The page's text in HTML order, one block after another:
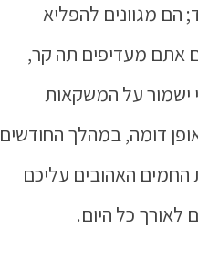
הם מגוונים להפליא
אתם מעדיפים תה קר,
ישמור על המשקאות
דומה, במהלך החודשים
החמים האהובים עליכם
כל היום.